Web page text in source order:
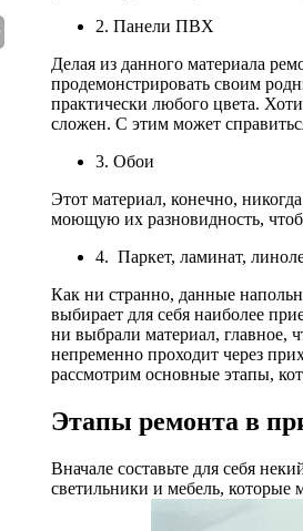
2. Панели ПВХ
Делая из данного материала
продемонстрировать своим
практически любого цвета.
сложен. С этим может
3. Обои
Этот материал, конечно,
моющую их разновидность,
4. Паркет, ламинат,
Как ни странно, данные
выбирает для себя наиболее
ни выбрали материал,
непременно проходит через
рассмотрим основные этапы,
Этапы ремонта в
Вначале составьте для себя
светильники и мебель,